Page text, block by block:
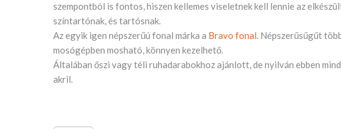
szempontból is fontos, hiszen kellemes viseletnek kell lennie az
színtartónak, és tartósnak.
Az egyik igen népszerűú fonal márka a Bravo fonal. Népszerűsűgűt
mosógépben mosható, könnyen kezelhető.
Általában őszi vagy téli ruhadarabokhoz ajánlott, de nyilván ebben
akril.